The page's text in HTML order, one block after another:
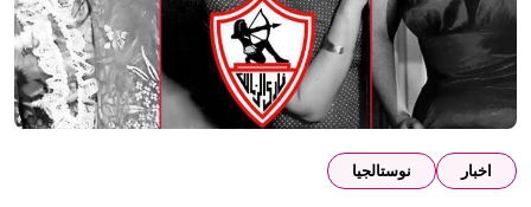
اخبار نوستالجيا